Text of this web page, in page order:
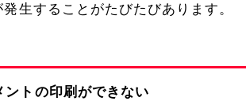
生することがたびたびあります。
トの印刷ができない